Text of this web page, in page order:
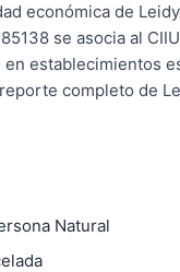
económica de
se asocia al
establecimientos
completo de
Natural